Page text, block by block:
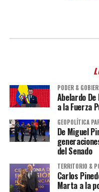
PODER &
Abelardo
a la Fuerza
GEOPOLÍTICA
De Miguel
del Senado
TERRITORIO &
Carlos
Marta a la